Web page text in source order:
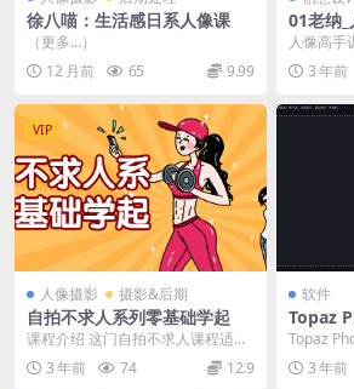
徐八喵：生活感日系人像课
（更多…）
12 月前
65 9.99
01老纳
一季》
人像高手
鸟微课堂
主题：私
3 年前
VIP
人像摄影 摄影&后期
自拍不求人系列零基础学起
课程介绍 这门自拍不求人课程适合
零基础的学生。你将学习如何使用
相机，调整曝光，焦...
3 年前 74 12.9
软件
Topaz
装中文
Topaz
AI图片模
3 年前